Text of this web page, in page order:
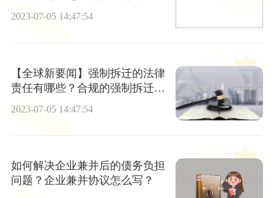
移？
2023-07-05 14:47:54
【全球新要闻】强制拆迁的法律
责任有哪些？合规的强制拆迁方
2023-07-05 14:47:54
如何解决企业兼并后的债务负担
问题？企业兼并协议怎么写？